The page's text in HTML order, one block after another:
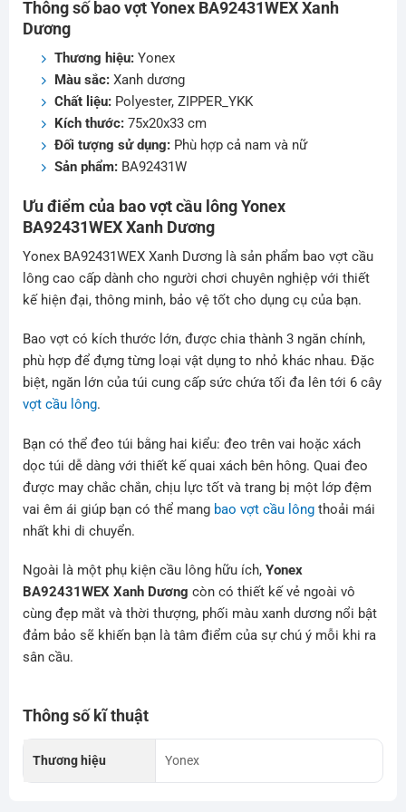
Thông số bao vợt Yonex BA92431WEX Xanh
Dương
Thương hiệu:Yonex
Màu sắc:Xanh dương
Chất liệu:Polyester, ZIPPER_YKK
Kích thước:75x20x33 cm
Đối tượng sử dụng:Phù hợp cả nam và nữ
Sản phẩm:BA92431W
Ưu điểm của bao vợt cầu lông Yonex
BA92431WEX Xanh Dương
Yonex BA92431WEX Xanh Dương là sản phẩm bao vợt cầu
lông cao cấp dành cho người chơi chuyên nghiệp với thiết
kế hiện đại, thông minh, bảo vệ tốt cho dụng cụ của bạn.
Bao vợt có kích thước lớn, được chia thành 3 ngăn chính,
phù hợp để đựng từng loại vật dụng to nhỏ khác nhau. Đặc
biệt, ngăn lớn của túi cung cấp sức chứa tối đa lên tới 6 cây
vợt cầu lông.
Bạn có thể đeo túi bằng hai kiểu: đeo trên vai hoặc xách
dọc túi dễ dàng với thiết kế quai xách bên hông. Quai đeo
được may chắc chắn, chịu lực tốt và trang bị một lớp đệm
vai êm ái giúp bạn có thể mang bao vợt cầu lôngthoải mái
nhất khi di chuyển.
Ngoài là một phụ kiện cầu lông hữu ích, Yonex
BA92431WEX Xanh Dương còn có thiết kế vẻ ngoài vô
cùng đẹp mắt và thời thượng, phối màu xanh dương nổi bật
đảm bảo sẽ khiến bạn là tâm điểm của sự chú ý mỗi khi ra
sân cầu.
Thông số kĩ thuật
Thương hiệu Yonex